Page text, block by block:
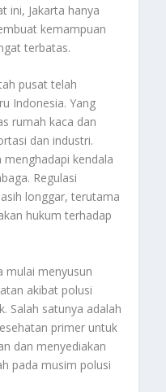
ini, Jakarta hanya
kemampuan
terbatas.
pusat telah
Indonesia. Yang
rumah kaca dan
dan industri.
kendala
Regulasi
longgar, terutama
hukum terhadap
mulai menyusun
akibat polusi
Salah satunya adalah
primer untuk
dan menyediakan
pada musim polusi